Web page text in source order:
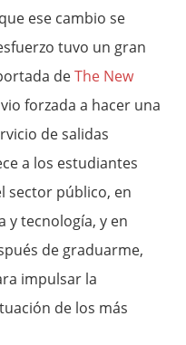
ese cambio se
tuvo un gran
deThe New
forzada a hacer una
de salidas
a los estudiantes
sector público, en
y tecnología, y en
de graduarme,
impulsar la
de los más